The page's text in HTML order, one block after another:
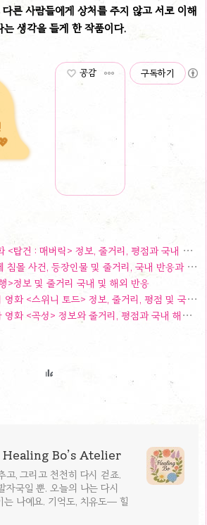
른 사람들에게 상처를 주지 않고 서로 이해
생각을 들게 한 작품이다.
공감 구독하기
건 : 매버릭> 정보, 줄거리, 평점과 국내 및 해외반응
몰 사건, 등장인물 및 줄거리, 국내 반응과 후기
>정보 및 줄거리 국내 및 해외 반응
스위니 토드> 정보, 줄거리, 평점 및 국내 해외 반응 후기
<곡성> 정보와 줄거리, 평점과 국내 해외 반응
Healing Bo’s Atelier
고, 그리고 천천히 다시 걷죠.
자국일 뿐. 오늘의 나는 다시
는 나예요. 기억도, 치유도— 힐